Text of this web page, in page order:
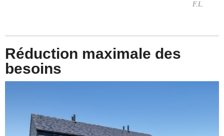
F.L.
Réduction maximale des
besoins